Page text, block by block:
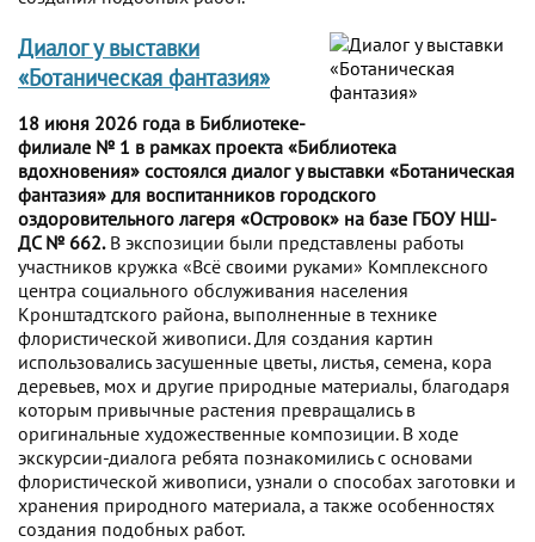
Диалог у выставки
«Ботаническая фантазия»
18 июня 2026 года в Библиотеке-
филиале № 1 в рамках проекта «Библиотека
вдохновения» состоялся диалог у выставки «Ботаническая
фантазия» для воспитанников городского
оздоровительного лагеря «Островок» на базе ГБОУ НШ-
ДС № 662.В экспозиции были представлены работы
участников кружка «Всё своими руками» Комплексного
центра социального обслуживания населения
Кронштадтского района, выполненные в технике
флористической живописи. Для создания картин
использовались засушенные цветы, листья, семена, кора
деревьев, мох и другие природные материалы, благодаря
которым привычные растения превращались в
оригинальные художественные композиции. В ходе
экскурсии-диалога ребята познакомились с основами
флористической живописи, узнали о способах заготовки и
хранения природного материала, а также особенностях
создания подобных работ.